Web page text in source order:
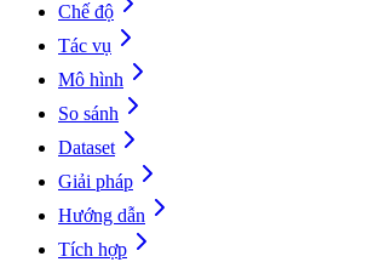
Chế độ
Tác vụ
Mô hình
So sánh
Dataset
Giải pháp
Hướng dẫn
Tích hợp